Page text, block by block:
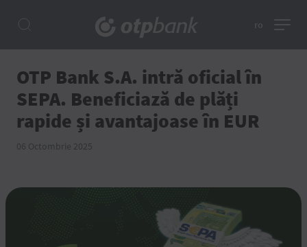
ro
OTP Bank S.A. intră oficial în
SEPA. Beneficiază de plăți
rapide și avantajoase în EUR
06 Octombrie 2025